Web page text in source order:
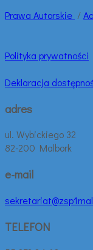
Prawa Autorskie /
Polityka prywatności
Deklaracja
adres
ul. Wybickiego 32
82-200 Malbork
e-mail
TELEFON